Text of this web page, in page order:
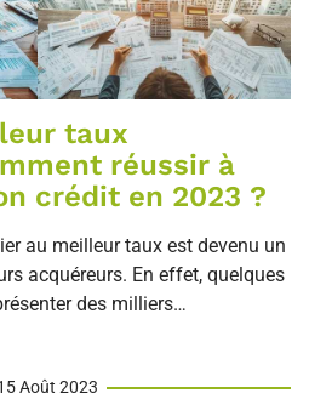
taux
réussir à
crédit en 2023 ?
au meilleur taux est devenu un
acquéreurs. En effet, quelques
des milliers…
Août 2023